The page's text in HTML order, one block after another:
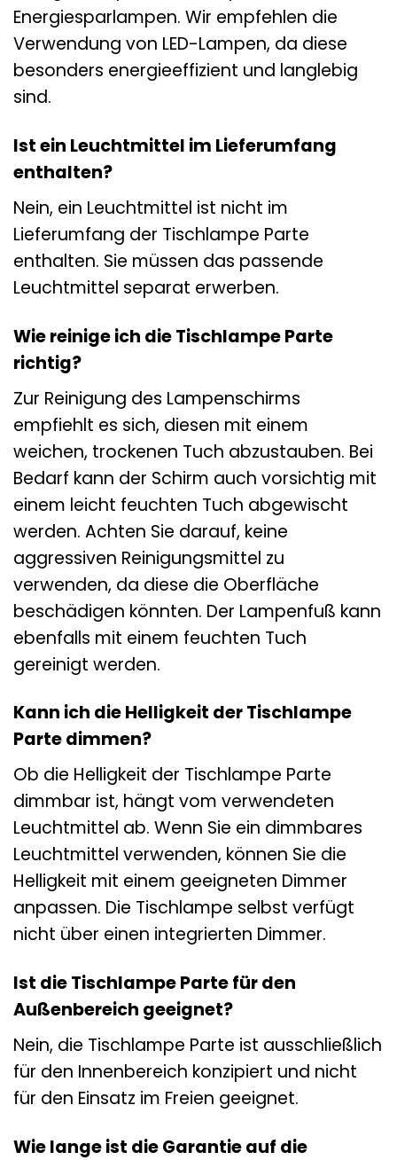
Energiesparlampen. Wir empfehlen die
Verwendung von LED-Lampen, da diese
besonders energieeffizient und langlebig
sind.
Ist ein Leuchtmittel im Lieferumfang
enthalten?
Nein, ein Leuchtmittel ist nicht im
Lieferumfang der Tischlampe Parte
enthalten. Sie müssen das passende
Leuchtmittel separat erwerben.
Wie reinige ich die Tischlampe Parte
richtig?
Zur Reinigung des Lampenschirms
empfiehlt es sich, diesen mit einem
weichen, trockenen Tuch abzustauben. Bei
Bedarf kann der Schirm auch vorsichtig mit
einem leicht feuchten Tuch abgewischt
werden. Achten Sie darauf, keine
aggressiven Reinigungsmittel zu
verwenden, da diese die Oberfläche
beschädigen könnten. Der Lampenfuß kann
ebenfalls mit einem feuchten Tuch
gereinigt werden.
Kann ich die Helligkeit der Tischlampe
Parte dimmen?
Ob die Helligkeit der Tischlampe Parte
dimmbar ist, hängt vom verwendeten
Leuchtmittel ab. Wenn Sie ein dimmbares
Leuchtmittel verwenden, können Sie die
Helligkeit mit einem geeigneten Dimmer
anpassen. Die Tischlampe selbst verfügt
nicht über einen integrierten Dimmer.
Ist die Tischlampe Parte für den
Außenbereich geeignet?
Nein, die Tischlampe Parte ist ausschließlich
für den Innenbereich konzipiert und nicht
für den Einsatz im Freien geeignet.
Wie lange ist die Garantie auf die